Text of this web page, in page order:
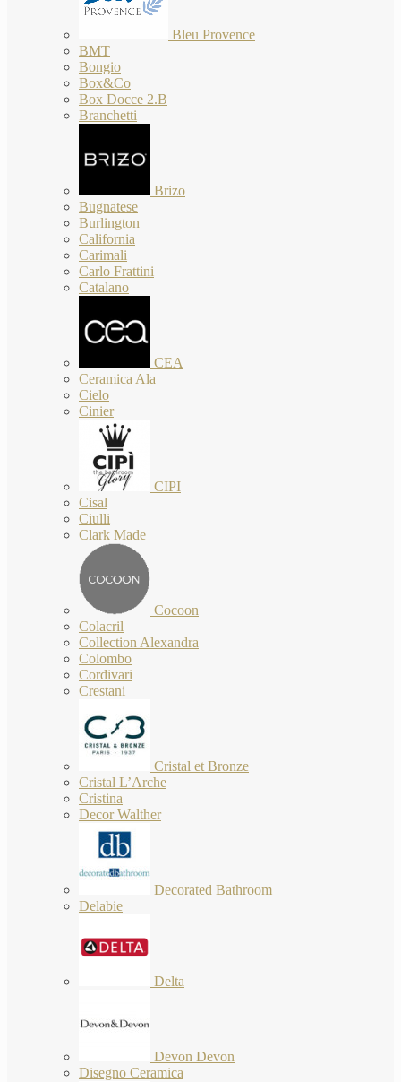
Bleu Provence
BMT
Bongio
Box&Co
Box Docce 2.B
Branchetti
Brizo
Bugnatese
Burlington
California
Carimali
Carlo Frattini
Catalano
CEA
Ceramica Ala
Cielo
Cinier
CIPI
Cisal
Ciulli
Clark Made
Cocoon
Colacril
Collection Alexandra
Colombo
Cordivari
Crestani
Cristal et Bronze
Cristal L’Arche
Cristina
Decor Walther
Decorated Bathroom
Delabie
Delta
Devon Devon
Disegno Ceramica